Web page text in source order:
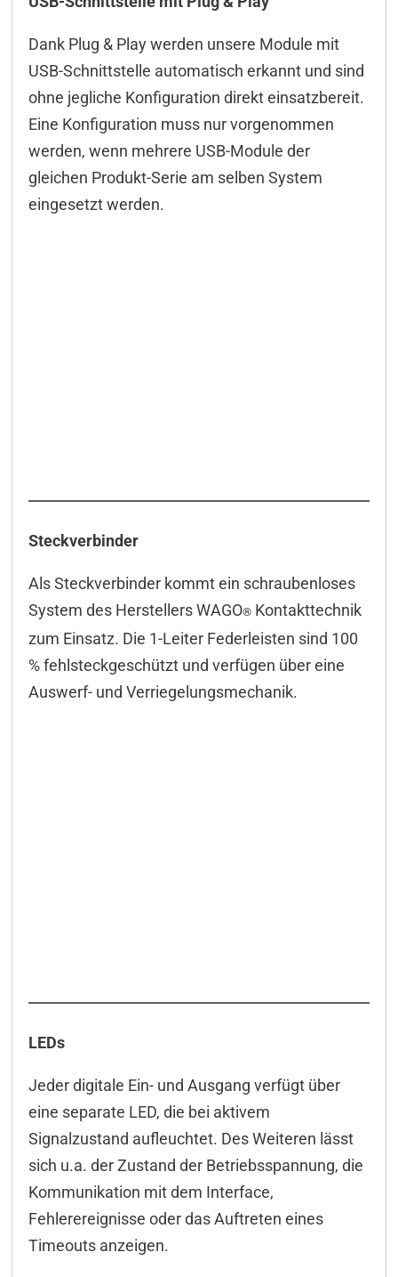
Dank Plug & Play werden unsere Module mit
USB-Schnittstelle automatisch erkannt und sind
ohne jegliche Konfiguration direkt einsatzbereit.
Eine Konfiguration muss nur vorgenommen
werden, wenn mehrere USB-Module der
gleichen Produkt-Serie am selben System
eingesetzt werden.
Steckverbinder
Als Steckverbinder kommt ein schraubenloses
System des Herstellers WAGO®Kontakttechnik
zum Einsatz. Die 1-Leiter Federleisten sind 100
% fehlsteckgeschützt und verfügen über eine
Auswerf- und Verriegelungsmechanik.
LEDs
Jeder digitale Ein- und Ausgang verfügt über
eine separate LED, die bei aktivem
Signalzustand aufleuchtet. Des Weiteren lässt
sich u.a. der Zustand der Betriebsspannung, die
Kommunikation mit dem Interface,
Fehlerereignisse oder das Auftreten eines
Timeouts anzeigen.